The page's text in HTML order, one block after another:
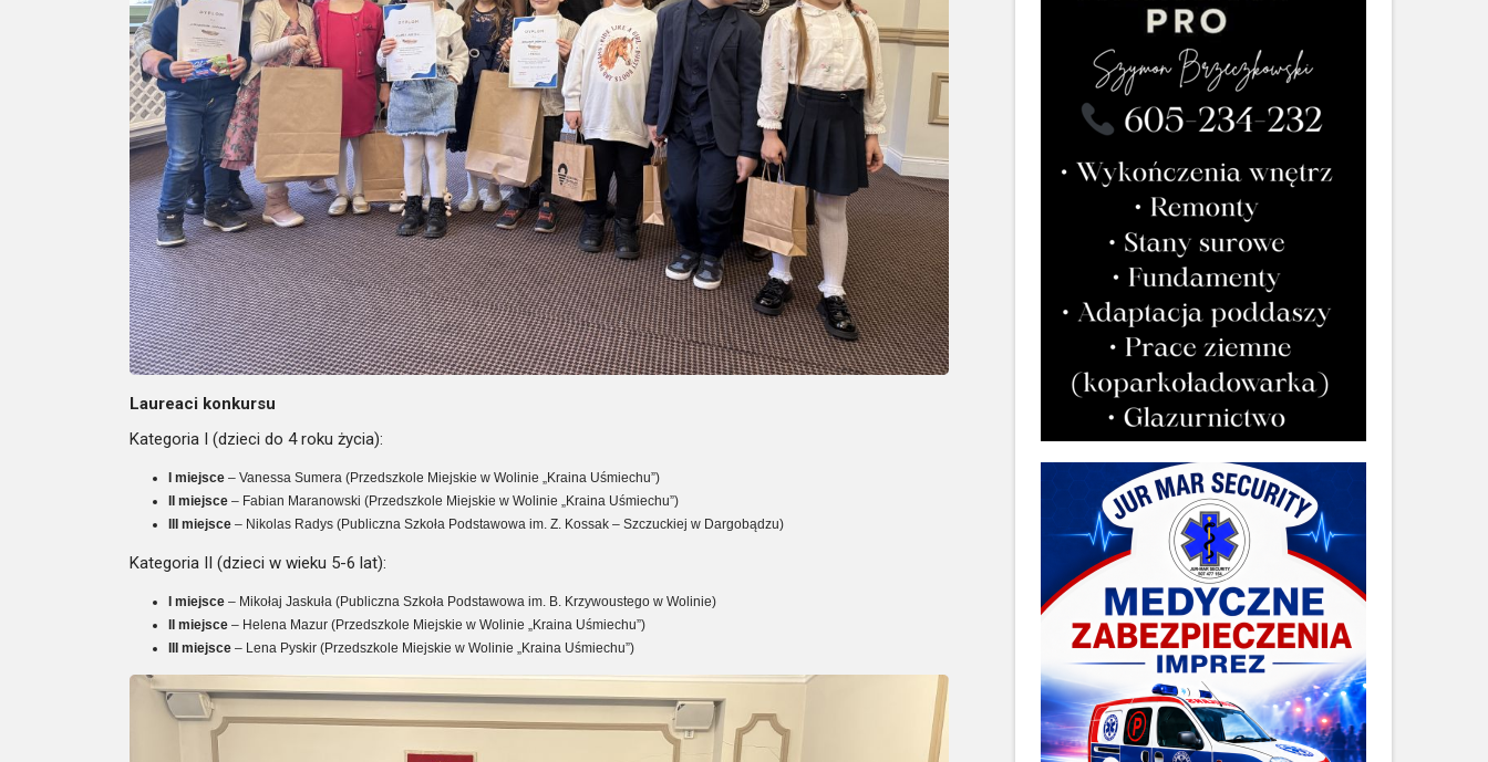
Laureaci konkursu
Kategoria I (dzieci do 4 roku życia):
I miejsce – Vanessa Sumera (Przedszkole Miejskie w Wolinie „Kraina Uśmiechu”)
II miejsce – Fabian Maranowski (Przedszkole Miejskie w Wolinie „Kraina Uśmiechu”)
III miejsce – Nikolas Radys (Publiczna Szkoła Podstawowa im. Z. Kossak – Szczuckiej w Dargobądzu)
Kategoria II (dzieci w wieku 5-6 lat):
I miejsce – Mikołaj Jaskuła (Publiczna Szkoła Podstawowa im. B. Krzywoustego w Wolinie)
II miejsce – Helena Mazur (Przedszkole Miejskie w Wolinie „Kraina Uśmiechu”)
III miejsce – Lena Pyskir (Przedszkole Miejskie w Wolinie „Kraina Uśmiechu”)